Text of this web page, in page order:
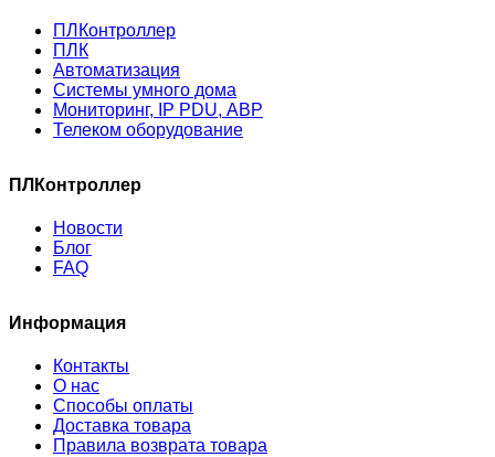
ПЛКонтроллер
ПЛК
Автоматизация
Системы умного дома
Мониторинг, IP PDU, АВР
Телеком оборудование
ПЛКонтроллер
Новости
Блог
FAQ
Информация
Контакты
О нас
Способы оплаты
Доставка товара
Правила возврата товара